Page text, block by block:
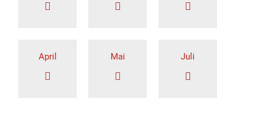
April Mai Juli